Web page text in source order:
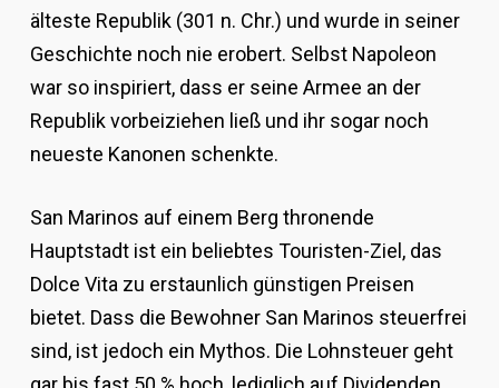
älteste Republik (301 n. Chr.) und wurde in seiner
Geschichte noch nie erobert. Selbst Napoleon
war so inspiriert, dass er seine Armee an der
Republik vorbeiziehen ließ und ihr sogar noch
neueste Kanonen schenkte.
San Marinos auf einem Berg thronende
Hauptstadt ist ein beliebtes Touristen-Ziel, das
Dolce Vita zu erstaunlich günstigen Preisen
bietet. Dass die Bewohner San Marinos steuerfrei
sind, ist jedoch ein Mythos. Die Lohnsteuer geht